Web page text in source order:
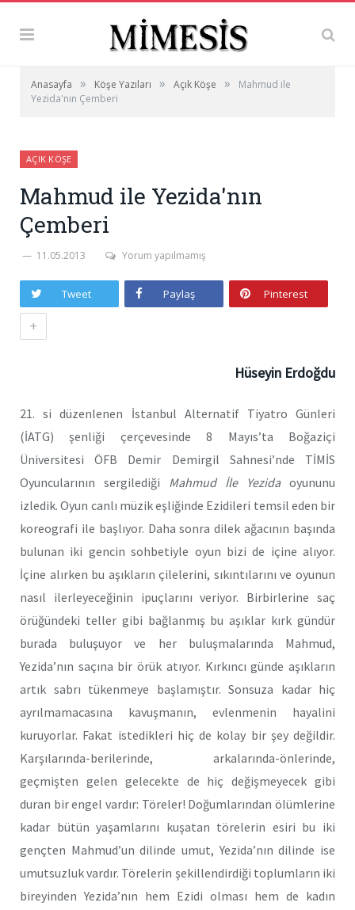
Anasayfa » Köşe Yazıları » Açık Köşe »
Mahmud ile
Yezida'nın Çemberi
AÇIK KÖŞE
Mahmud ile Yezida'nın
Çemberi
11.05.2013 Yorum yapılmamış
Tweet Paylaş Pinterest
+
Hüseyin Erdoğdu
21. si düzenlenen İstanbul Alternatif Tiyatro Günleri
(İATG) şenliği çerçevesinde 8 Mayıs’ta Boğaziçi
Üniversitesi ÖFB Demir Demirgil Sahnesi’nde TİMİS
Oyuncularının sergilediği Mahmud İle Yezida oyununu
izledik. Oyun canlı müzik eşliğinde Ezidileri temsil eden bir
koreografi ile başlıyor. Daha sonra dilek ağacının başında
bulunan iki gencin sohbetiyle oyun bizi de içine alıyor.
İçine alırken bu aşıkların çilelerini, sıkıntılarını ve oyunun
nasıl ilerleyeceğinin ipuçlarını veriyor. Birbirlerine saç
örüğündeki teller gibi bağlanmış bu aşıklar kırk gündür
burada buluşuyor ve her buluşmalarında Mahmud,
Yezida’nın saçına bir örük atıyor. Kırkıncı günde aşıkların
artık sabrı tükenmeye başlamıştır. Sonsuza kadar hiç
ayrılmamacasına kavuşmanın, evlenmenin hayalini
kuruyorlar. Fakat istedikleri hiç de kolay bir şey değildir.
Karşılarında-berilerinde, arkalarında-önlerinde,
geçmişten gelen gelecekte de hiç değişmeyecek gibi
duran bir engel vardır: Töreler! Doğumlarından ölümlerine
kadar bütün yaşamlarını kuşatan törelerin esiri bu iki
gençten Mahmud’un dilinde umut, Yezida’nın dilinde ise
umutsuzluk vardır. Törelerin şekillendirdiği toplumların iki
bireyinden Yezida’nın hem Ezidi olması hem de kadın